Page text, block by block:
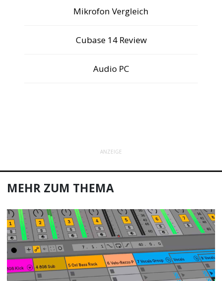
Mikrofon Vergleich
Cubase 14 Review
Audio PC
ANZEIGE
MEHR ZUM THEMA